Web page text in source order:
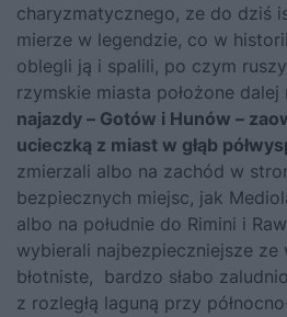
charyzmatycznego, ze do dziś
mierze w legendzie, co w
oblegli ją i spalili, po czym
rzymskie miasta położone dalej
najazdy – Gotów i Hunów –
ucieczką z miast w głąb
zmierzali albo na zachód w
bezpiecznych miejsc, jak
albo na południe do Rimini i
wybierali najbezpieczniejsze ze
błotniste, bardzo słabo
z rozległą laguną przy